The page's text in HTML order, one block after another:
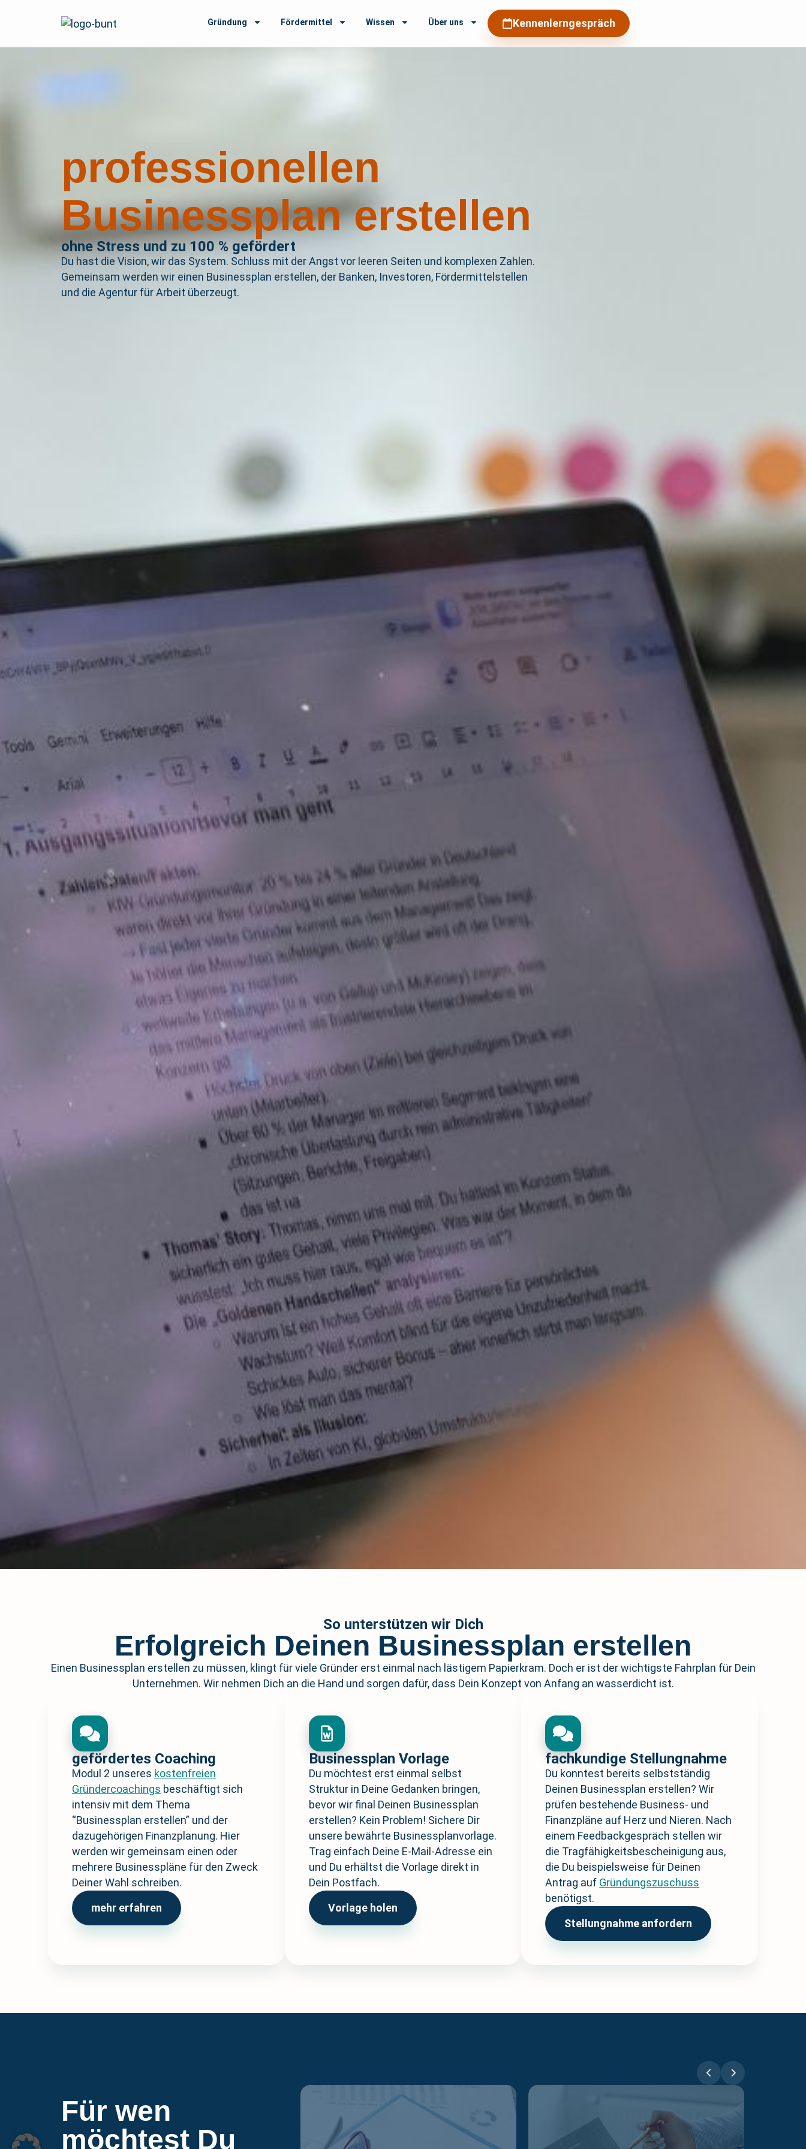
Gründung Fördermittel Wissen Über uns Kennenlerngespräch
professionellen
Businessplan erstellen
ohne Stress und zu 100 % gefördert
Du hast die Vision, wir das System. Schluss mit der Angst vor leeren Seiten und komplexen Zahlen.
Gemeinsam werden wir einen Businessplan erstellen, der Banken, Investoren, Fördermittelstellen
und die Agentur für Arbeit überzeugt.
So unterstützen wir Dich
Erfolgreich Deinen Businessplan erstellen
Einen Businessplan erstellen zu müssen, klingt für viele Gründer erst einmal nach lästigem Papierkram. Doch er ist der wichtigste Fahrplan für Dein
Unternehmen. Wir nehmen Dich an die Hand und sorgen dafür, dass Dein Konzept von Anfang an wasserdicht ist.
gefördertes Coaching
Modul 2 unseres kostenfreien
Gründercoachings beschäftigt sich
intensiv mit dem Thema
“Businessplan erstellen” und der
dazugehörigen Finanzplanung. Hier
werden wir gemeinsam einen oder
mehrere Businesspläne für den Zweck
Deiner Wahl schreiben.
mehr erfahren
Businessplan Vorlage
Du möchtest erst einmal selbst
Struktur in Deine Gedanken bringen,
bevor wir final Deinen Businessplan
erstellen? Kein Problem! Sichere Dir
unsere bewährte Businessplanvorlage.
Trag einfach Deine E-Mail-Adresse ein
und Du erhältst die Vorlage direkt in
Dein Postfach.
Vorlage holen
fachkundige Stellungnahme
Du konntest bereits selbstständig
Deinen Businessplan erstellen? Wir
prüfen bestehende Business- und
Finanzpläne auf Herz und Nieren. Nach
einem Feedbackgespräch stellen wir
die Tragfähigkeitsbescheinigung aus,
die Du beispielsweise für Deinen
Antrag auf Gründungszuschuss
benötigst.
Stellungnahme anfordern
Für wen
möchtest Du